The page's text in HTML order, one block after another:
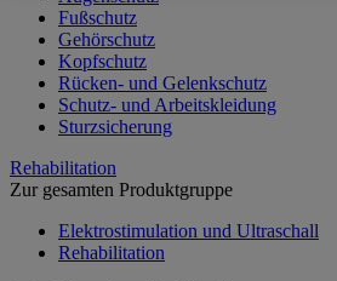
Fußschutz
Gehörschutz
Kopfschutz
Rücken- und Gelenkschutz
Schutz- und Arbeitskleidung
Sturzsicherung
Rehabilitation
Zur gesamten Produktgruppe
Elektrostimulation und Ultraschall
Rehabilitation